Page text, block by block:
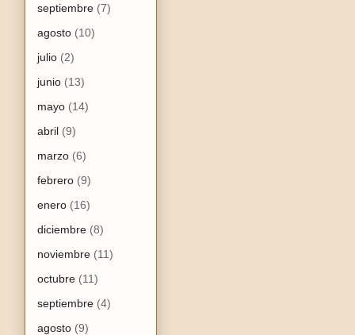
septiembre (7)
agosto (10)
julio (2)
junio (13)
mayo (14)
abril (9)
marzo (6)
febrero (9)
enero (16)
diciembre (8)
noviembre (11)
octubre (11)
septiembre (4)
agosto (9)